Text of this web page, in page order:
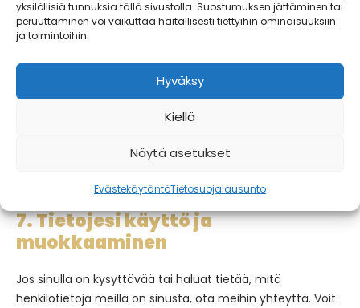
yksilöllisiä tunnuksia tällä sivustolla. Suostumuksen jättäminen tai
peruuttaminen voi vaikuttaa haitallisesti tiettyihin ominaisuuksiin
ja toimintoihin.
Hyväksy
Kiellä
Näytä asetukset
EvästekäytäntöTietosuojalausunto
näiden verkkosivustojen käyttöä.
6. Muutokset tähän
tietosuojaselosteeseen
tietosuojaselosteeseen. On suositeltavaa tutustua tähän
muutoksista. Lisäksi tiedotamme aktiivisesti
mahdollisuuksien mukaan.
7. Tietojesi käyttö ja
muokkaaminen
Jos sinulla on kysyttävää tai haluat tietää, mitä
henkilötietoja meillä on sinusta, ota meihin yhteyttä. Voit